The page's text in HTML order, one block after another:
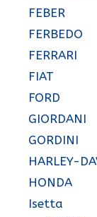
FEBER
FERBEDO
FERRARI
FIAT
FORD
GIORDANI
GORDINI
HARLEY-
HONDA
Isetta